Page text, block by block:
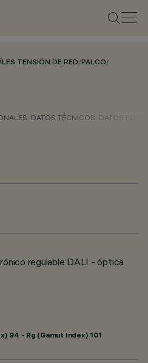
TENSIÓN DE RED/PALCO/
DATOS TÉCNICOS DATOS
regulable DALI - óptica
94 - Rg (Gamut Index) 101